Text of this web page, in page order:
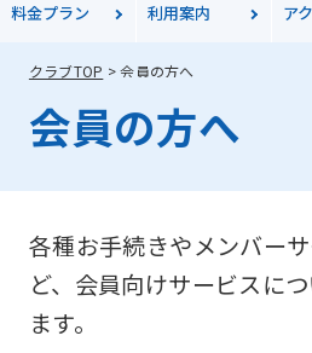
料金プラン 利用案内 ア
クラブTOP 会員の方へ
会員の方へ
各種お手続きやメンバー
ど、会員向けサービスに
ます。